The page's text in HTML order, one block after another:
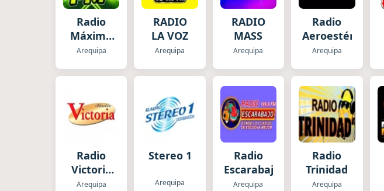
Radio
Máxima
FM
Arequipa
RADIO
LA VOZ
Arequipa
RADIO
MASS
Arequipa
Radio
Aeroestéreo
Arequipa
Radio
Victoria
de
Arequipa
Stereo 1
Arequipa
Radio
Escarabajo
Arequipa
Radio
Trinidad
Arequipa